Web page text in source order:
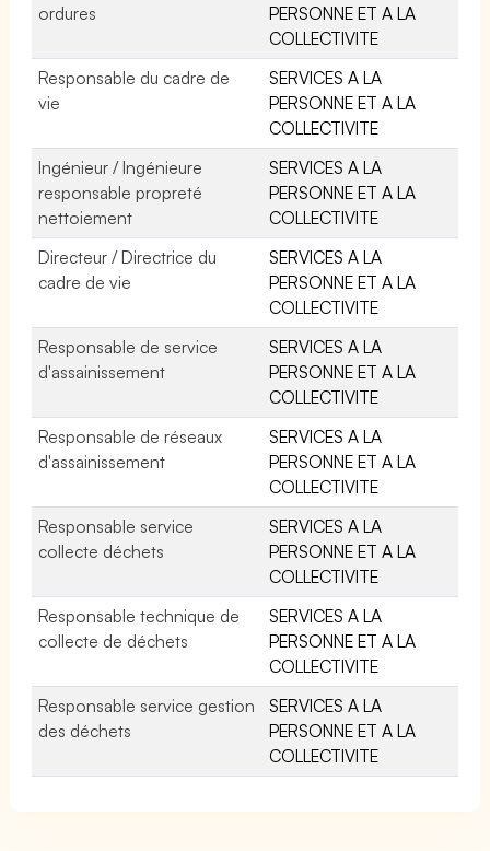
ordures
PERSONNE ET A LA
COLLECTIVITE
Responsable du cadre de
vie
SERVICES A LA
PERSONNE ET A LA
COLLECTIVITE
Ingénieur / Ingénieure
responsable propreté
nettoiement
SERVICES A LA
PERSONNE ET A LA
COLLECTIVITE
Directeur / Directrice du
cadre de vie
SERVICES A LA
PERSONNE ET A LA
COLLECTIVITE
Responsable de service
d'assainissement
SERVICES A LA
PERSONNE ET A LA
COLLECTIVITE
Responsable de réseaux
d'assainissement
SERVICES A LA
PERSONNE ET A LA
COLLECTIVITE
Responsable service
collecte déchets
SERVICES A LA
PERSONNE ET A LA
COLLECTIVITE
Responsable technique de
collecte de déchets
SERVICES A LA
PERSONNE ET A LA
COLLECTIVITE
Responsable service gestion
des déchets
SERVICES A LA
PERSONNE ET A LA
COLLECTIVITE